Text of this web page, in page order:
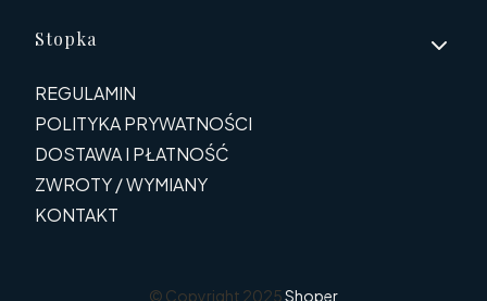
Linki w stopce
Stopka
REGULAMIN
POLITYKA PRYWATNOŚCI
DOSTAWA I PŁATNOŚĆ
ZWROTY / WYMIANY
KONTAKT
© Copyright 2025Shoper